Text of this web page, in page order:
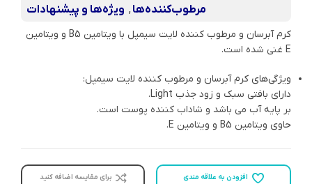
مرطوب‌کننده‌ها , ویژه‌ها و پیشنهادات
کرم آبرسان و مرطوب کننده لایت سیمپل با ویتامین B5 و ویتامین
E غنی شده است.
ویژگی‌های کرم آبرسان و مرطوب کننده لایت سیمپل:
دارای بافتی سبک و زود جذب Light.
بر پایه آب می باشد و شاداب کننده پوست است.
حاوی ویتامین B5 و ویتامین E.
افزودن به علاقه مندی برای مقایسه اضافه کنید